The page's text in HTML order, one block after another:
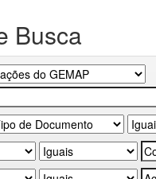
Busca